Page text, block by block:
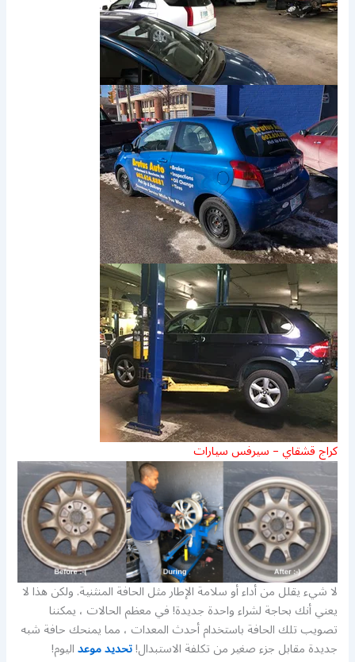
كراج قشقاي – سيرفس سيارات
لا شيء يقلل من أداء أو سلامة الإطار مثل الحافة المنثنية. ولكن هذا لا
يعني أنك بحاجة لشراء واحدة جديدة! في معظم الحالات ، يمكننا
تصويب تلك الحافة باستخدام أحدث المعدات ، مما يمنحك حافة شبه
جديدة مقابل جزء صغير من تكلفة الاستبدال!تحديد موعداليوم!